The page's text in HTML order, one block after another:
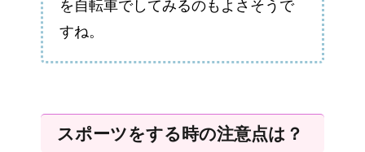
を自転車でしてみるのもよさそうで
すね。
スポーツをする時の注意点は？